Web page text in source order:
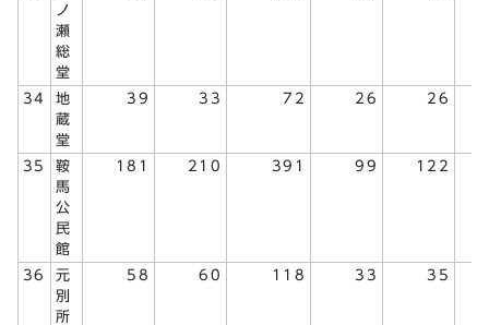
ノ
瀬
総
堂
34
地
蔵
堂
39 33 72 26 26
35
鞍
馬
公
民
館
181 210 391 99 122
36
元
別
所
58 60 118 33 35